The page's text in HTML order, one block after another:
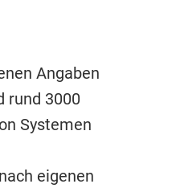
Angaben
rund 3000
Systemen
eigenen